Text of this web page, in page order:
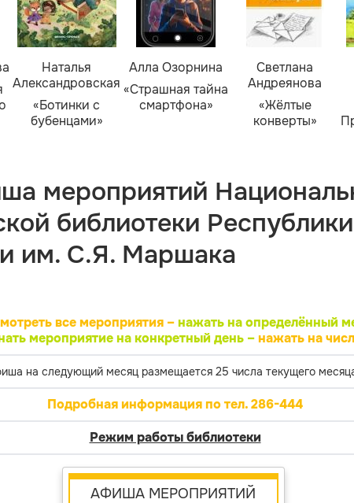
Наталья
Александровская
«Ботинки с
бубенцами»
Алла Озорнина
«Страшная тайна
смартфона»
Светлана
Андреянова
«Жёлтые
конверты»
мероприятий
библиотеки Республики
им. С.Я. Маршака
все мероприятия – нажать на определённый
мероприятие на конкретный день –нажать на
на следующий месяц размещается 25 числа текущего
Подробная информация по тел. 286-444
Режим работы библиотеки
АФИША МЕРОПРИЯТИЙ